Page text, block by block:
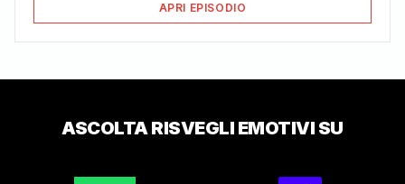
APRI EPISODIO
ASCOLTARISVEGLI EMOTIVI SU